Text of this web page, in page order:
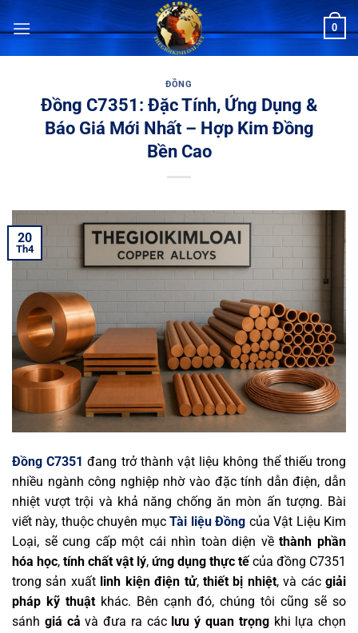
Bỏ
qua
0
ĐỒNG
Đồng C7351: Đặc Tính, Ứng Dụng &
Báo Giá Mới Nhất – Hợp Kim Đồng
Bền Cao
20
Th4
Đồng C7351 đang trở thành vật liệu không thể thiếu trong
nhiều ngành công nghiệp nhờ vào đặc tính dẫn điện, dẫn
nhiệt vượt trội và khả năng chống ăn mòn ấn tượng. Bài
viết này, thuộc chuyên mụcTài liệu Đồng của Vật Liệu Kim
Loại, sẽ cung cấp một cái nhìn toàn diện vềthành phần
hóa học, tính chất vật lý, ứng dụng thực tế của đồng C7351
trong sản xuất linh kiện điện tử, thiết bị nhiệt, và cácgiải
pháp kỹ thuậtkhác. Bên cạnh đó, chúng tôi cũng sẽ so
sánh giá cả và đưa ra các lưu ý quan trọngkhi lựa chọn